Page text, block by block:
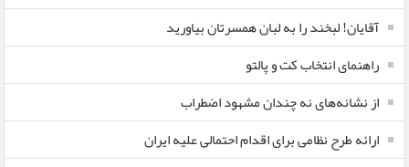
آقایان! لبخند را به لبان همسرتان بیاورید
راهنمای انتخاب کت و پالتو
از نشانه‌های نه چندان مشهود اضطراب
ارائه طرح نظامی برای اقدام احتمالی علیه ایران